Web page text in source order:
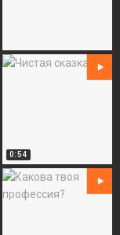
0:54